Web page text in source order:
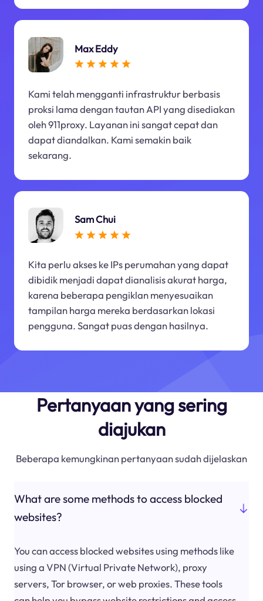
Max Eddy
Kami telah mengganti infrastruktur berbasis
proksi lama dengan tautan API yang disediakan
oleh 911proxy. Layanan ini sangat cepat dan
dapat diandalkan. Kami semakin baik
sekarang.
Sam Chui
Kita perlu akses ke IPs perumahan yang dapat
dibidik menjadi dapat dianalisis akurat harga,
karena beberapa pengiklan menyesuaikan
tampilan harga mereka berdasarkan lokasi
pengguna. Sangat puas dengan hasilnya.
Pertanyaan yang sering
diajukan
Beberapa kemungkinan pertanyaan sudah dijelaskan
What are some methods to access blocked
websites?
You can access blocked websites using methods like
using a VPN (Virtual Private Network), proxy
servers, Tor browser, or web proxies. These tools